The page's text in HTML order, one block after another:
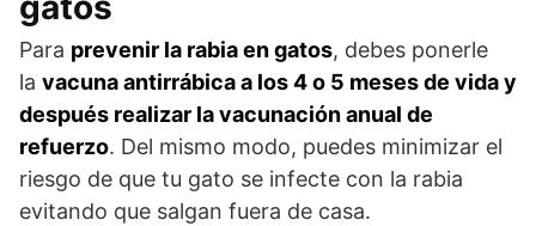
Para prevenir la rabia en gatos, debes ponerle
la vacuna antirrábica a los 4 o 5 meses de viday
después realizar la vacunación anual de
refuerzo. Del mismo modo, puedes minimizar el
riesgo de que tu gato se infecte con la rabia
evitando que salgan fuera de casa.